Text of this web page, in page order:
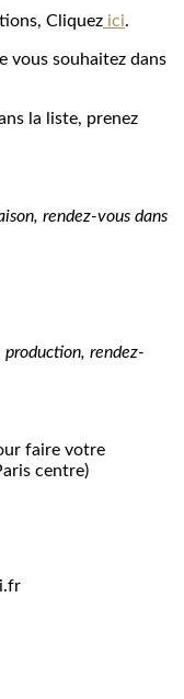
Cliquez ici.
vous souhaitez dans
la liste, prenez
rendez-vous dans
rendez-
faire votre
centre)